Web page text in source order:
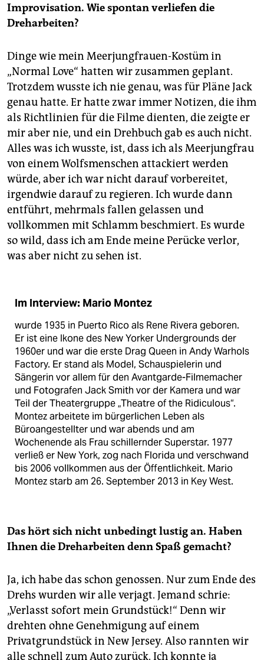
Improvisation. Wie spontan verliefen die
Dreharbeiten?
Dinge wie mein Meerjungfrauen-Kostüm in
„Normal Love“ hatten wir zusammen geplant.
Trotzdem wusste ich nie genau, was für Pläne Jack
genau hatte. Er hatte zwar immer Notizen, die ihm
als Richtlinien für die Filme dienten, die zeigte er
mir aber nie, und ein Drehbuch gab es auch nicht.
Alles was ich wusste, ist, dass ich als Meerjungfrau
von einem Wolfsmenschen attackiert werden
würde, aber ich war nicht darauf vorbereitet,
irgendwie darauf zu regieren. Ich wurde dann
entführt, mehrmals fallen gelassen und
vollkommen mit Schlamm beschmiert. Es wurde
so wild, dass ich am Ende meine Perücke verlor,
was aber nicht zu sehen ist.
Im Interview: Mario Montez
wurde 1935 in Puerto Rico als Rene Rivera geboren.
Er ist eine Ikone des New Yorker Undergrounds der
1960er und war die erste Drag Queen in Andy Warhols
Factory. Er stand als Model, Schauspielerin und
Sängerin vor allem für den Avantgarde-Filmemacher
und Fotografen Jack Smith vor der Kamera und war
Teil der Theatergruppe „Theatre of the Ridiculous“.
Montez arbeitete im bürgerlichen Leben als
Büroangestellter und war abends und am
Wochenende als Frau schillernder Superstar. 1977
verließ er New York, zog nach Florida und verschwand
bis 2006 vollkommen aus der Öffentlichkeit. Mario
Montez starb am 26. September 2013 in Key West.
Das hört sich nicht unbedingt lustig an. Haben
Ihnen die Dreharbeiten denn Spaß gemacht?
Ja, ich habe das schon genossen. Nur zum Ende des
Drehs wurden wir alle verjagt. Jemand schrie:
„Verlasst sofort mein Grundstück!“ Denn wir
drehten ohne Genehmigung auf einem
Privatgrundstück in New Jersey. Also rannten wir
alle schnell zum Auto zurück. Ich konnte ja